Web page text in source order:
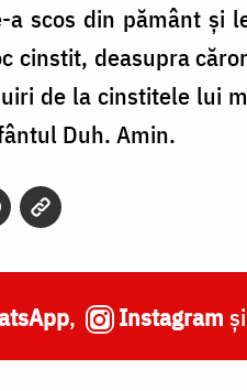
scos din pământ și
deasupra
de la cinstitele lui
Duh. Amin.
, Instagram și